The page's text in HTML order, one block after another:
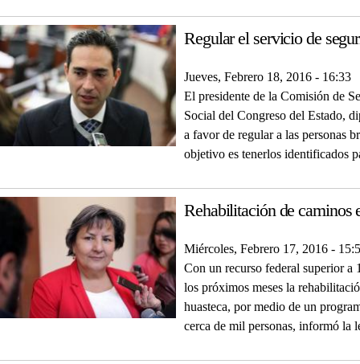
Regular el servicio de
Jueves, Febrero 18, 2016 - 16:33
El presidente de la Comisión de
Social del Congreso del Estado,
a favor de regular a las personas
objetivo es tenerlos identificados
Rehabilitación de caminos
Miércoles, Febrero 17, 2016 -
Con un recurso federal superior a
los próximos meses la
huasteca, por medio de un
cerca de mil personas, informó la